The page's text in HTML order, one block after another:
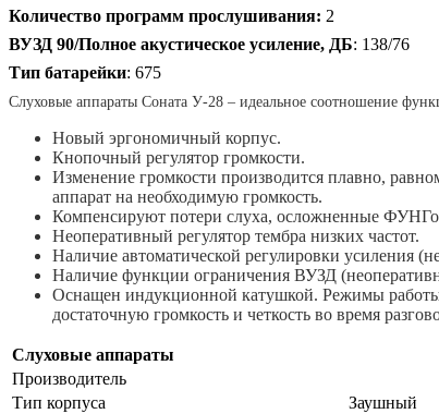
Количество программ прослушивания: 2
ВУЗД 90/Полное акустическое усиление, ДБ: 138/76
Тип батарейки: 675
Слуховые аппараты Соната У-28 – идеальное соотношение
Новый эргономичный корпус.
Кнопочный регулятор громкости.
Изменение громкости производится плавно,
аппарат на необходимую громкость.
Компенсируют потери слуха, осложненные
Неоперативный регулятор тембра низких частот.
Наличие автоматической регулировки усиления
Наличие функции ограничения ВУЗД
Оснащен индукционной катушкой. Режимы работы
достаточную громкость и четкость во время
Слуховые аппараты
Производитель
Тип корпуса
Заушный